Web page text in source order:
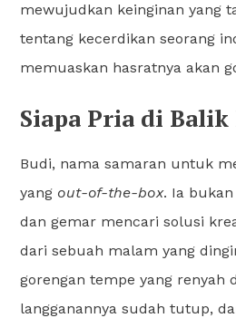
mewujudkan keinginan yang
tentang kecerdikan seorang
memuaskan hasratnya akan
Siapa Pria di
Budi, nama samaran untuk
yang out-of-the-box. Ia
dan gemar mencari solusi
dari sebuah malam yang
gorengan tempe yang renyah
langganannya sudah tutup,